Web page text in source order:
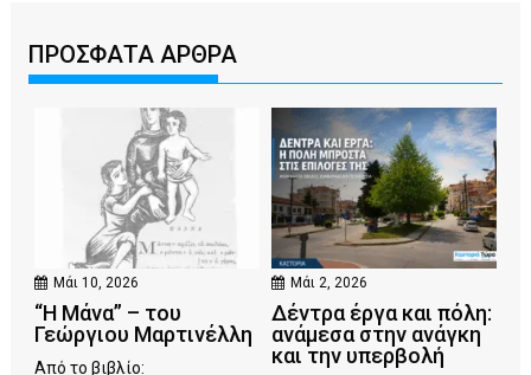
ΠΡΟΣΦΑΤΑ ΑΡΘΡΑ
Μάι 10, 2026
“Η Μάνα” – του
Γεώργιου Μαρτινέλλη
Από το βιβλίο:
Μάι 2, 2026
Δέντρα έργα και πόλη:
ανάμεσα στην ανάγκη
και την υπερβολή